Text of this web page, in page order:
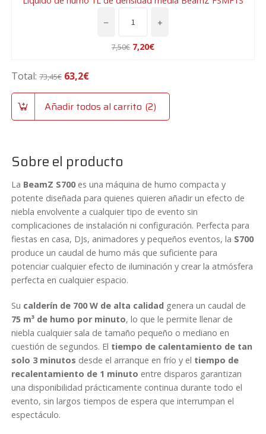
L
u
h
u
m
o
1
L
d
e
n
s
i
d
a
d
m
−
densidad
media
BeamZ
+
7,50€ El
precio
7,50€.
7,20€El
precio
7,20€.
Total:73,45€ 63,2€
Añadir todos al carrito 2
Sobre el producto
La BeamZ S700es una máquina de humo compacta y
potente diseñada para quienes quieren añadir un efecto de
niebla envolvente a cualquier tipo de evento sin
complicaciones de instalación ni configuración. Perfecta para
fiestas en casa, DJs, animadores y pequeños eventos, la S700
produce un caudal de humo más que suficiente para
potenciar cualquier efecto de iluminación y crear la atmósfera
perfecta en cualquier espacio.
Su calderín de 700 W de alta calidad genera un caudal de
75 m³ de humo por minuto, lo que le permite llenar de
niebla cualquier sala de tamaño pequeño o mediano en
cuestión de segundos. El tiempo de calentamiento de tan
solo 3 minutos desde el arranque en frío y el tiempo de
recalentamiento de 1 minuto entre disparos garantizan
una disponibilidad prácticamente continua durante todo el
evento, sin largos tiempos de espera que interrumpan el
espectáculo.